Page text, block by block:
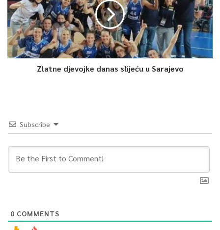
Zlatne djevojke danas slijeću u Sarajevo
Subscribe
0 COMMENTS